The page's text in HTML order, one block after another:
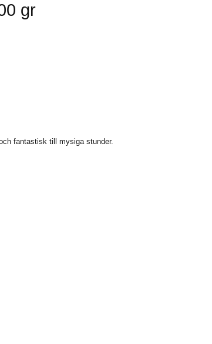
gr
fantastisk till mysiga stunder.